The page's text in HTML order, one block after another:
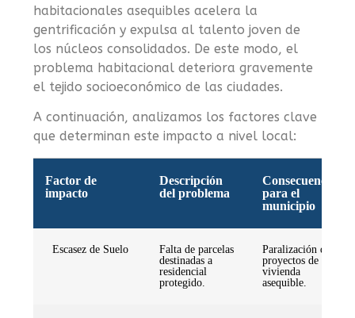
habitacionales asequibles acelera la
gentrificación y expulsa al talento joven de
los núcleos consolidados. De este modo, el
problema habitacional deteriora gravemente
el tejido socioeconómico de las ciudades.
A continuación, analizamos los factores clave
que determinan este impacto a nivel local:
Factor de
impacto
Descripción
del problema
Consecuencia
para el
municipio
Escasez de Suelo
Falta de parcelas
destinadas a
residencial
protegido.
Paralización de
proyectos de
vivienda
asequible.